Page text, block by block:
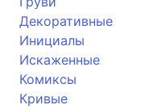
Декоративные
Инициалы
Искаженные
Комиксы
Кривые